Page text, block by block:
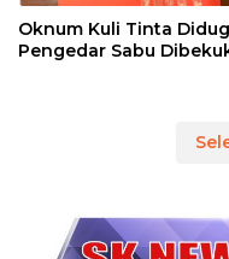
Oknum Kuli Tinta
Pengedar Sabu